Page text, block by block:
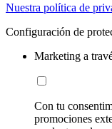
Nuestra política de
Configuración de
Marketing a
Con tu
promociones